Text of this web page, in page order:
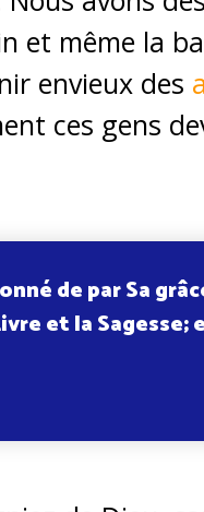
et même la
envieux des
ces gens
de par Sa
et la Sagesse;